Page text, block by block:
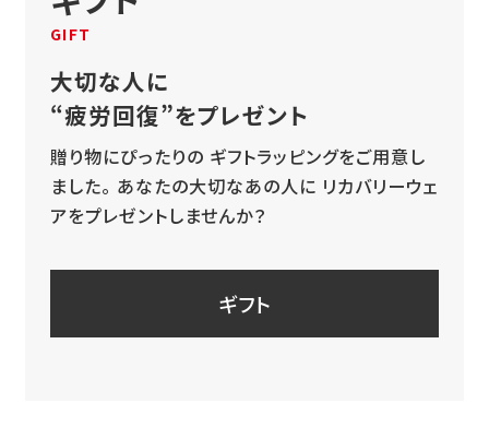
GIFT
大切な人に
“疲労回復”をプレゼント
贈り物にぴったりの ギフトラッピングをご用意し
ました。 あなたの大切なあの人に リカバリーウェ
アをプレゼントしませんか？
ギフト